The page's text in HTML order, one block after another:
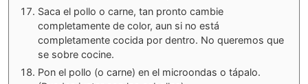
Saca el pollo o carne, tan pronto cambie
completamente de color, aun si no está
completamente cocida por dentro. No queremos que
se sobre cocine.
Pon el pollo (o carne) en el microondas o tápalo.